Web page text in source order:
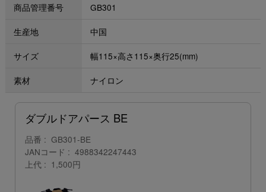
商品管理番号 GB301
生産地 中国
サイズ 幅115×高さ115×奥行25(mm)
素材 ナイロン
ダブルドアパース BE
品番
GB301-BE
JANコード
4988342247443
上代
1,500円